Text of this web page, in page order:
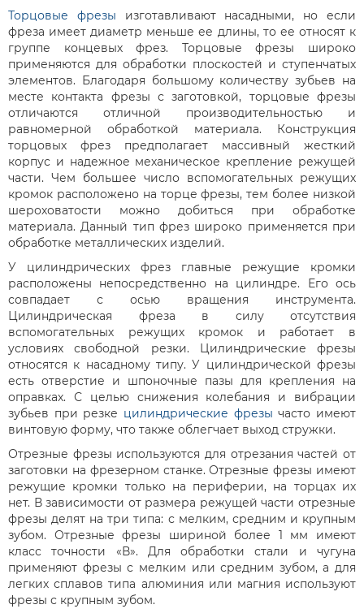
Торцовые фрезы изготавливают насадными, но если
фреза имеет диаметр меньше ее длины, то ее относят к
группе концевых фрез. Торцовые фрезы широко
применяются для обработки плоскостей и ступенчатых
элементов. Благодаря большому количеству зубьев на
месте контакта фрезы с заготовкой, торцовые фрезы
отличаются отличной производительностью и
равномерной обработкой материала. Конструкция
торцовых фрез предполагает массивный жесткий
корпус и надежное механическое крепление режущей
части. Чем большее число вспомогательных режущих
кромок расположено на торце фрезы, тем более низкой
шероховатости можно добиться при обработке
материала. Данный тип фрез широко применяется при
обработке металлических изделий.
У цилиндрических фрез главные режущие кромки
расположены непосредственно на цилиндре. Его ось
совпадает с осью вращения инструмента.
Цилиндрическая фреза в силу отсутствия
вспомогательных режущих кромок и работает в
условиях свободной резки. Цилиндрические фрезы
относятся к насадному типу. У цилиндрической фрезы
есть отверстие и шпоночные пазы для крепления на
оправках. С целью снижения колебания и вибрации
зубьев при резке цилиндрические фрезы часто имеют
винтовую форму, что также облегчает выход стружки.
Отрезные фрезы используются для отрезания частей от
заготовки на фрезерном станке. Отрезные фрезы имеют
режущие кромки только на периферии, на торцах их
нет. В зависимости от размера режущей части отрезные
фрезы делят на три типа: с мелким, средним и крупным
зубом. Отрезные фрезы шириной более 1 мм имеют
класс точности «В». Для обработки стали и чугуна
применяют фрезы с мелким или средним зубом, а для
легких сплавов типа алюминия или магния используют
фрезы с крупным зубом.